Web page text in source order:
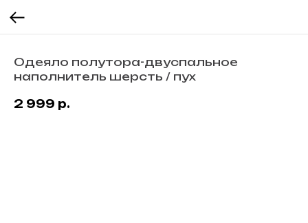
Одеяло полутора-двуспальное
наполнитель шерсть / пух
2 999 р.